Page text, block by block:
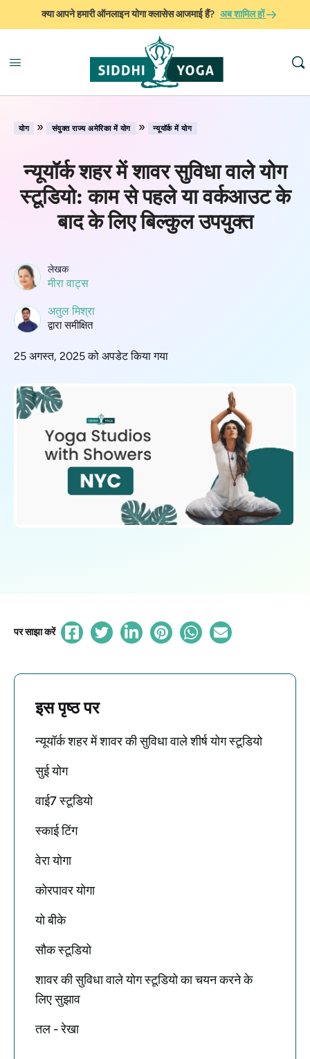
क्या आपने हमारी ऑनलाइन योगा क्लासेस आजमाई हैं? अब शामिल हों
योग » संयुक्त राज्य अमेरिका में योग » न्यूयॉर्क में योग
न्यूयॉर्क शहर में शावर सुविधा वाले योग
स्टूडियो: काम से पहले या वर्कआउट के
बाद के लिए बिल्कुल उपयुक्त
लेखक
मीरा वाट्स
अतुल मिश्रा
द्वारा समीक्षित
25 अगस्त, 2025 को अपडेट किया गया
पर साझा करें
इस पृष्ठ पर
न्यूयॉर्क शहर में शावर की सुविधा वाले शीर्ष योग स्टूडियो
सुई योग
वाई7 स्टूडियो
स्काई टिंग
वेरा योगा
कोरपावर योगा
यो बीके
सौक स्टूडियो
शावर की सुविधा वाले योग स्टूडियो का चयन करने के
लिए सुझाव
तल - रेखा